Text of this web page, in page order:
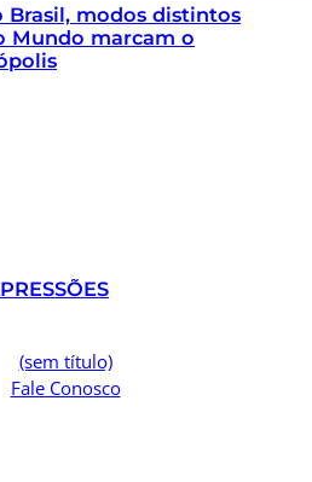
Brasil, modos distintos
Mundo marcam o
(sem título)
Fale Conosco